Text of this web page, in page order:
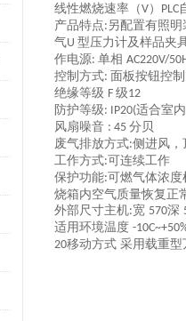
线性燃烧速率（V） PLC
产品特点: 另配置有照
气U 型压力计及样品夹
作电源: 单相 AC220V/
控制方式: 面板按钮控
绝缘等级 F 级12
防护等级: IP20(适合室
风扇噪音 : 45 分贝
废气排放方式:侧进风，
工作方式:可连续工作
保护功能:可燃气体浓度
烧箱内空气质量恢复正
外部尺寸主机:宽 570深
适用环境温度 -
20移动方式 采用载重